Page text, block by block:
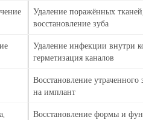
Удаление поражённых тканей,
восстановление зуба
Удаление инфекции внутри
герметизация каналов
Восстановление утраченного
на имплант
Восстановление формы и